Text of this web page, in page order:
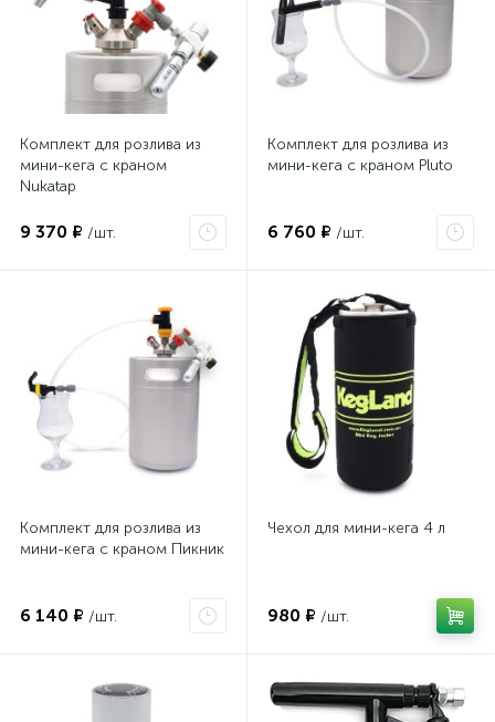
Комплект для розлива из
мини-кега с краном
Nukatap
9 370 ₽ /шт.
Комплект для розлива из
мини-кега с краном Pluto
6 760 ₽ /шт.
Комплект для розлива из
мини-кега с краном Пикник
6 140 ₽ /шт.
Чехол для мини-кега 4 л
980 ₽ /шт.